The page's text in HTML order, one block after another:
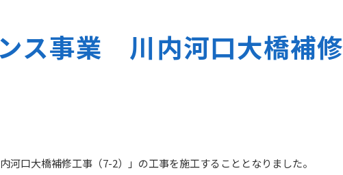
ス事業 川内河口大橋補修
口大橋補修工事（7-2）」の工事を施工することとなりました。